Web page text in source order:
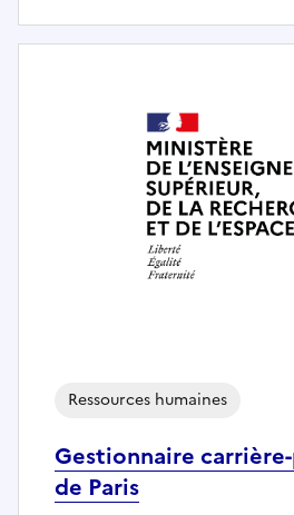
Gestionnaire
de Paris
Ressources humaines